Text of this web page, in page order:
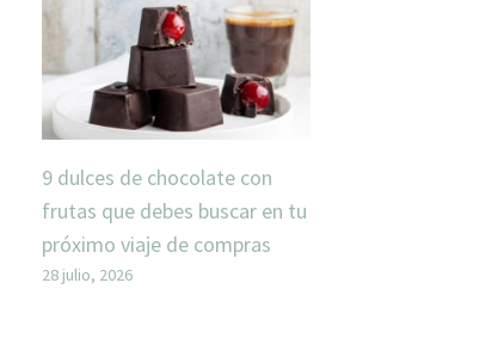
9 dulces de chocolate con
frutas que debes buscar en tu
próximo viaje de compras
28 julio, 2026